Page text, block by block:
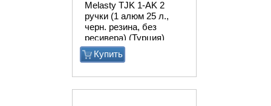
Melasty TJK 1-AK 2
ручки (1 алюм 25 л.,
черн. резина, без
ресивера) (Турция)
Купить